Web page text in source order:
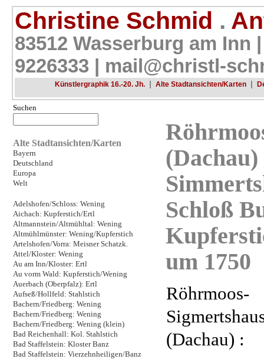
Christine Schmid .
83512 Wasserburg am Inn
9226333 | mail@christl-
Künstlergraphik 16.-20. Jh. | Alte Stadtansichten/Karten |
Suchen
Alte Stadtansichten/Karten
Bayern
Deutschland
Europa
Welt
Adelshofen/Schloss: Wening
Aichach: Kupferstich/Ertl
Altmannstein/Altmühltal: Wening
Altmühlmünster: Wening/Kupferstich
Artelshofen/Vorra: Meisner Schatzk.
Attel/Kloster: Wening
Au am Inn/Kloster: Ertl
Au vorm Wald: Kupferstich/Wening
Auerbach (Oberpfalz): Ertl
Aufseß/Hollfeld: Stahlstich
Bachern/Friedberg: Wening
Bachern/Friedberg: Wening
Bachern/Friedberg: Wening (klein)
Bad Reichenhall: Kol. Stahlstich
Bad Staffelstein: Kloster Banz
Bad Staffelstein: Vierzehnheiligen/Banz
Schloß
um 1750
Röhrmoos-
(Dachau) :